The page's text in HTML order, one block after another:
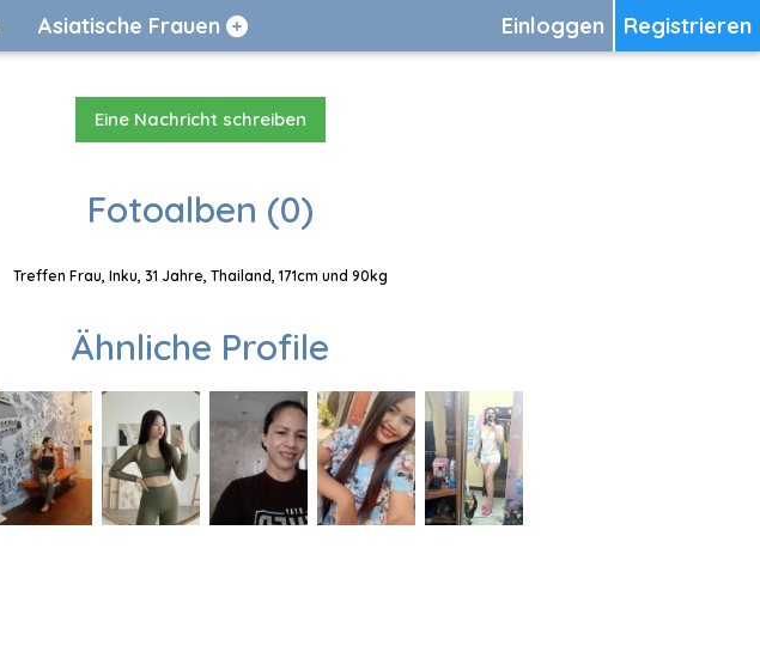
Registrieren
Einloggen
Asiatische Frauen
Eine Nachricht schreiben
Fotoalben (0)
Treffen Frau, Inku, 31 Jahre, Thailand, 171cm und 90kg
Ähnliche Profile